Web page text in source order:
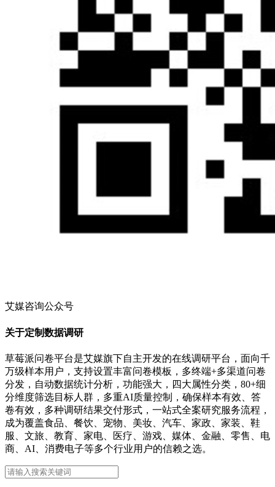
艾媒咨询公众号
关于定制数据调研
草莓派问卷平台是艾媒旗下自主开发的在线调研平台，面向千
万级样本用户，支持设置丰富问卷模板，多终端+多渠道问卷
分发，自动数据统计分析，功能强大，四大属性分类，80+细
分维度筛选目标人群，多重AI质量控制，确保样本有效、答
卷有效，多种调研结果交付形式，一站式全案研究服务流程，
成为覆盖食品、餐饮、宠物、美妆、汽车、家政、家装、鞋
服、文旅、教育、家电、医疗、游戏、媒体、金融、零售、电
商、AI、消费电子等多个行业用户的信赖之选。